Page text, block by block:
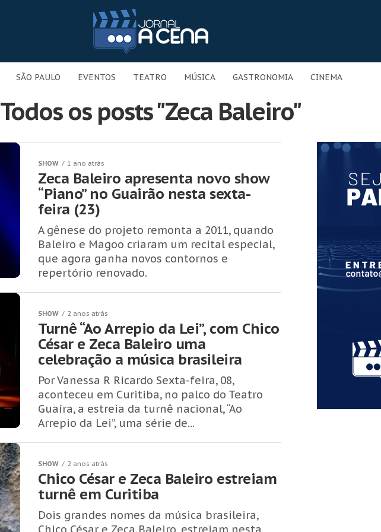
SÃO PAULO EVENTOS TEATRO MÚSICA GASTRONOMIA CINEMA
Todos os posts "Zeca Baleiro"
SHOW 1 ano atrás
Zeca Baleiro apresenta novo show
“Piano” no Guairão nesta sexta-
feira (23)
A gênese do projeto remonta a 2011, quando
Baleiro e Magoo criaram um recital especial,
que agora ganha novos contornos e
repertório renovado.
SHOW 2 anos atrás
Turnê “Ao Arrepio da Lei”, com Chico
César e Zeca Baleiro uma
celebração a música brasileira
Por Vanessa R Ricardo Sexta-feira, 08,
aconteceu em Curitiba, no palco do Teatro
Guaíra, a estreia da turnê nacional, “Ao
Arrepio da Lei”, uma série de...
SHOW 2 anos atrás
Chico César e Zeca Baleiro estreiam
turnê em Curitiba
Dois grandes nomes da música brasileira,